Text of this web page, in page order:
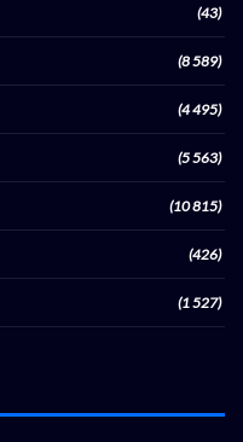
(43)
(8 589)
(4 495)
(5 563)
(10 815)
(426)
(1 527)